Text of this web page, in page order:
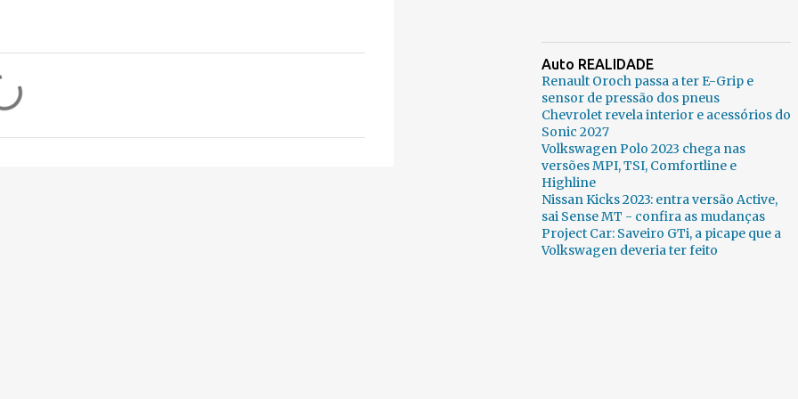
Auto REALIDADE
Renault Oroch passa a ter E-Grip e
sensor de pressão dos pneus
Chevrolet revela interior e acessórios do
Sonic 2027
Volkswagen Polo 2023 chega nas
versões MPI, TSI, Comfortline e
Highline
Nissan Kicks 2023: entra versão Active,
sai Sense MT - confira as mudanças
Project Car: Saveiro GTi, a picape que a
Volkswagen deveria ter feito